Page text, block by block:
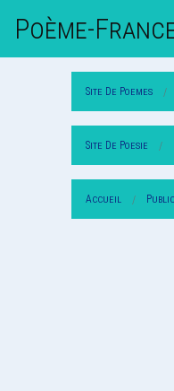
Poème-Fr
Site De Poemes
Site De Poesie
Accueil